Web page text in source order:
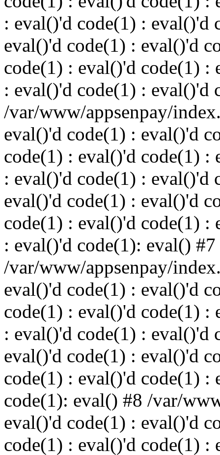
: eval()'d code(1) : eval()'d
eval()'d code(1) : eval()'d
code(1) : eval()'d code(1) :
: eval()'d code(1) : eval()'d
/var/www/appsenpay/
eval()'d code(1) : eval()'d
code(1) : eval()'d code(1) :
: eval()'d code(1) : eval()'d
eval()'d code(1) : eval()'d
code(1) : eval()'d code(1) :
: eval()'d code(1): eval() #7
/var/www/appsenpay/
eval()'d code(1) : eval()'d
code(1) : eval()'d code(1) :
: eval()'d code(1) : eval()'d
eval()'d code(1) : eval()'d
code(1) : eval()'d code(1) :
code(1): eval() #8 /var/
eval()'d code(1) : eval()'d
code(1) : eval()'d code(1) :